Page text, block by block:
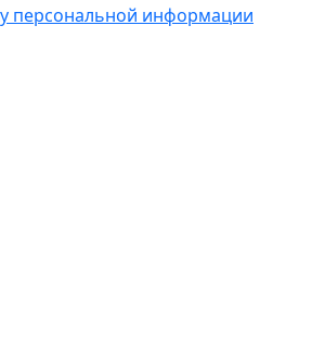
персональной информации